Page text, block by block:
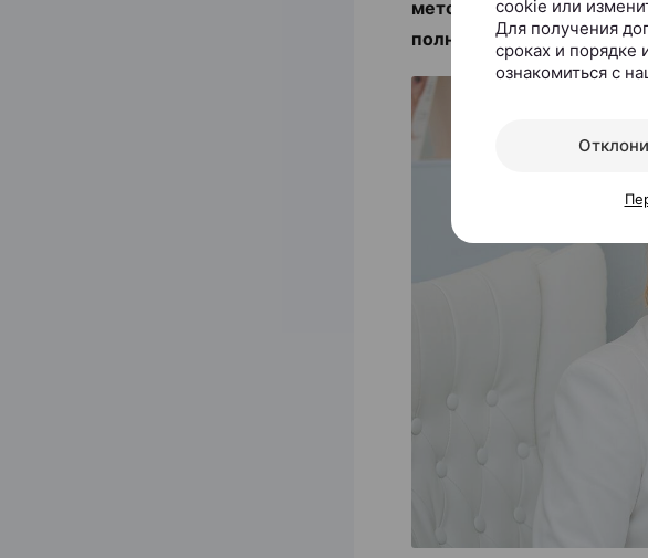
методы сегодня
полностью остановить
cookie или
Для получения
сроках и порядке
ознакомиться с